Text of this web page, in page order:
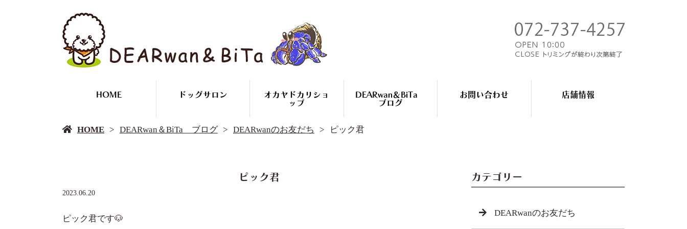
HOME ドッグサロン
オカヤドカリショ
ップ
DEARwan＆BiTa
ブログ
DEARwanのお友だち
オカヤドカリ繁殖
お問い合わせ 店舗情報
DEARwan＆BiTa ブログ
HOME DEARwan＆BiTa ブログ DEARwanのお友だち ピック君
ピック君
2023.06.20
ピック君です🐶
カテゴリー
DEARwanのお友だち